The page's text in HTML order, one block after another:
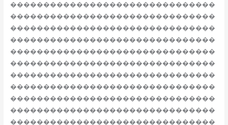
�������������������������������
�������������������������������
�������������������������������
�������������������������������
�������������������������������
�������������������������������
�������������������������������
�������������������������������
�������������������������������
�������������������������������
�������������������������������